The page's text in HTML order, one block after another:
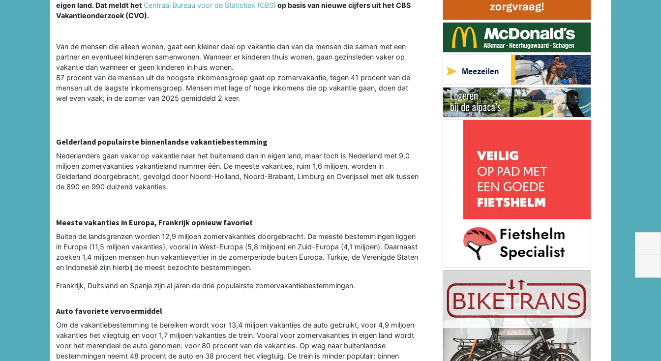
eigen land. Dat meldt het Centraal Bureau voor de Statistiek (CBS) op basis van nieuwe cijfers uit het CBS
Vakantieonderzoek (CVO).
Van de mensen die alleen wonen, gaat een kleiner deel op vakantie dan van de mensen die samen met een
partner en eventueel kinderen samenwonen. Wanneer er kinderen thuis wonen, gaan gezinsleden vaker op
vakantie dan wanneer er geen kinderen in huis wonen.
87 procent van de mensen uit de hoogste inkomensgroep gaat op zomervakantie, tegen 41 procent van de
mensen uit de laagste inkomensgroep. Mensen met lage of hoge inkomens die op vakantie gaan, doen dat
wel even vaak; in de zomer van 2025 gemiddeld 2 keer.
Gelderland populairste binnenlandse vakantiebestemming
Nederlanders gaan vaker op vakantie naar het buitenland dan in eigen land, maar toch is Nederland met 9,0
miljoen zomervakanties vakantieland nummer één. De meeste vakanties, ruim 1,6 miljoen, worden in
Gelderland doorgebracht, gevolgd door Noord-Holland, Noord-Brabant, Limburg en Overijssel met elk tussen
de 890 en 990 duizend vakanties.
Meeste vakanties in Europa, Frankrijk opnieuw favoriet
Buiten de landsgrenzen worden 12,9 miljoen zomervakanties doorgebracht. De meeste bestemmingen liggen
in Europa (11,5 miljoen vakanties), vooral in West-Europa (5,8 miljoen) en Zuid-Europa (4,1 miljoen). Daarnaast
zoeken 1,4 miljoen mensen hun vakantievertier in de zomerperiode buiten Europa. Turkije, de Verenigde Staten
en Indonesië zijn hierbij de meest bezochte bestemmingen.
Frankrijk, Duitsland en Spanje zijn al jaren de drie populairste zomervakantiebestemmingen.
Auto favoriete vervoermiddel
Om de vakantiebestemming te bereiken wordt voor 13,4 miljoen vakanties de auto gebruikt, voor 4,9 miljoen
vakanties het vliegtuig en voor 1,7 miljoen vakanties de trein. Vooral voor zomervakanties in eigen land wordt
voor het merendeel de auto genomen: voor 80 procent van de vakanties. Op weg naar buitenlandse
bestemmingen neemt 48 procent de auto en 38 procent het vliegtuig. De trein is minder populair; binnen